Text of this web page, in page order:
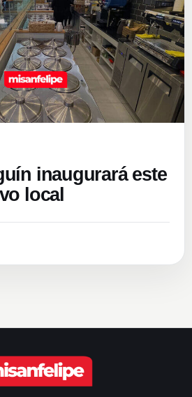
inaugurará este
local